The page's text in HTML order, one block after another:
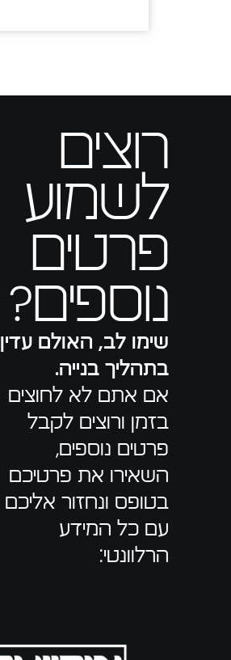
רוצים
לשמוע
פרטים
נוספים?
שימו לב, האולם עדין
בתהליך בנייה.
אם אתם לא לחוצים
בזמן ורוצים לקבל
פרטים נוספים,
השאירו את פרטיכם
בטופס ונחזור אליכם
עם כל המידע
הרלוונטי: